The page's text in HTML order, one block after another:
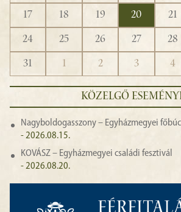
17
18 19 20 21
24
25 26 27 28
31
1 2 3 4
KÖZELGŐ
Nagyboldogasszony – Egyházmegyei
- 2026.08.15.
KOVÁSZ – Egyházmegyei családi fesztivál
- 2026.08.20.